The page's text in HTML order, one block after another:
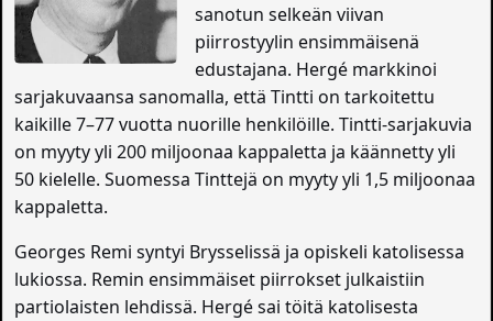
sanotun selkeän viivan
piirrostyylin ensimmäisenä
edustajana. Hergé markkinoi
sarjakuvaansa sanomalla, että Tintti on tarkoitettu
kaikille 7–77 vuotta nuorille henkilöille. Tintti-sarjakuvia
on myyty yli 200 miljoonaa kappaletta ja käännetty yli
50 kielelle. Suomessa Tinttejä on myyty yli 1,5 miljoonaa
kappaletta.
Georges Remi syntyi Brysselissä ja opiskeli katolisessa
lukiossa. Remin ensimmäiset piirrokset julkaistiin
partiolaisten lehdissä. Hergé sai töitä katolisesta